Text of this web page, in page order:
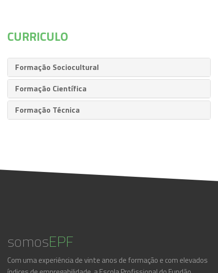
CURRICULO
Formação Sociocultural
Formação Científica
Formação Técnica
somosEPF
Com uma experiência de vinte anos de formação e com elevados